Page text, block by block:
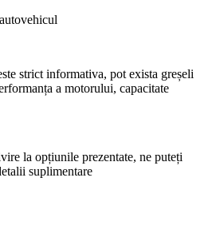
strict informativa, pot exista greșeli
a motorului, capacitate
la opțiunile prezentate, ne puteți
suplimentare